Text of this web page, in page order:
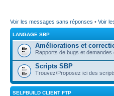
Voir les messages sans réponses • Voir
LANGAGE SBP
Améliorations et
Rapports de bugs et demandes
Scripts SBP
Trouvez/Proposez ici des
SELFBUILD CLIENT FTP